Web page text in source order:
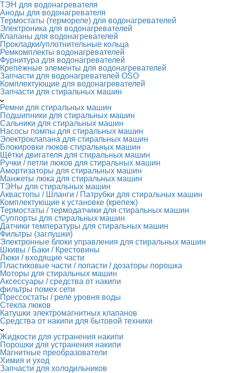
ТЭН для водонагревателя
Аноды для водонагревателя
Термостаты (термореле) для водонагревателей
Электроника для водонагревателей
Клапаны для водонагревателей
Прокладки/уплотнительные кольца
Ремкомплекты водонагревателей
Фурнитура для водонагревателей
Крепёжные элементы для водонагревателей
Запчасти для водонагревателей OSO
Комплектующие для водонагревателей
Запчасти для стиральных машин
Ремни для стиральных машин
Подшипники для стиральных машин
Сальники для стиральных машин
Насосы помпы для стиральных машин
Электроклапана для стиральных машин
Блокировки люков стиральных машин
Щётки двигателя для стиральных машин
Ручки / петли люков для стиральных машин
Амортизаторы для стиральных машин
Манжеты люка для стиральных машин
ТЭНы для стиральных машин
Аквастопы / Шланги / Патрубки для стиральных машин
Комплектующие к установке (крепеж)
Термостаты / термодатчики для стиральных машин
Суппорты для стиральных машин
Датчики температуры для стиральных машин
Фильтры (заглушки)
Электронные блоки управления для стиральных машин
Шкивы / Баки / Крестовины
Люки / входящие части
Пластиковые части / лопасти / дозаторы порошка
Моторы для стиральных машин
Аксессуары / средства от накипи
фильтры помех сети
Прессостаты / реле уровня воды
Стекла люков
Катушки электромагнитных клапанов
Средства от накипи для бытовой техники
Жидкости для устранения накипи
Порошки для устранения накипи
Магнитные преобразователи
Химия и уход
Запчасти для холодильников